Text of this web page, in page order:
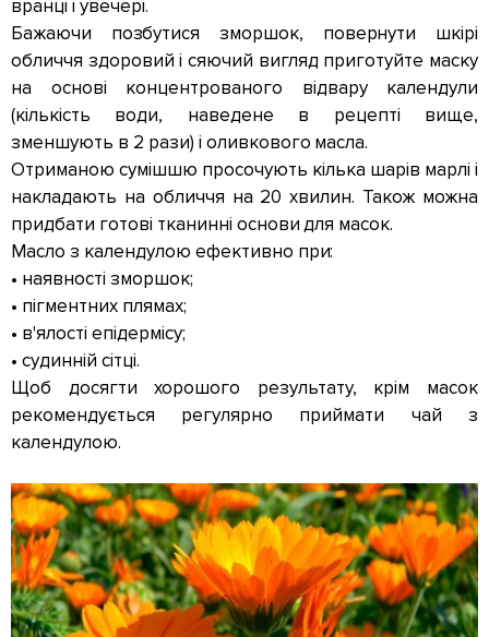
вранці і увечері.
Бажаючи позбутися зморшок, повернути шкірі
обличчя здоровий і сяючий вигляд приготуйте маску
на основі концентрованого відвару календули
(кількість води, наведене в рецепті вище,
зменшують в 2 рази) і оливкового масла.
Отриманою сумішшю просочують кілька шарів марлі і
накладають на обличчя на 20 хвилин. Також можна
придбати готові тканинні основи для масок.
Масло з календулою ефективно при:
• наявності зморшок;
• пігментних плямах;
• в'ялості епідермісу;
• судинній сітці.
Щоб досягти хорошого результату, крім масок
рекомендується регулярно приймати чай з
календулою.